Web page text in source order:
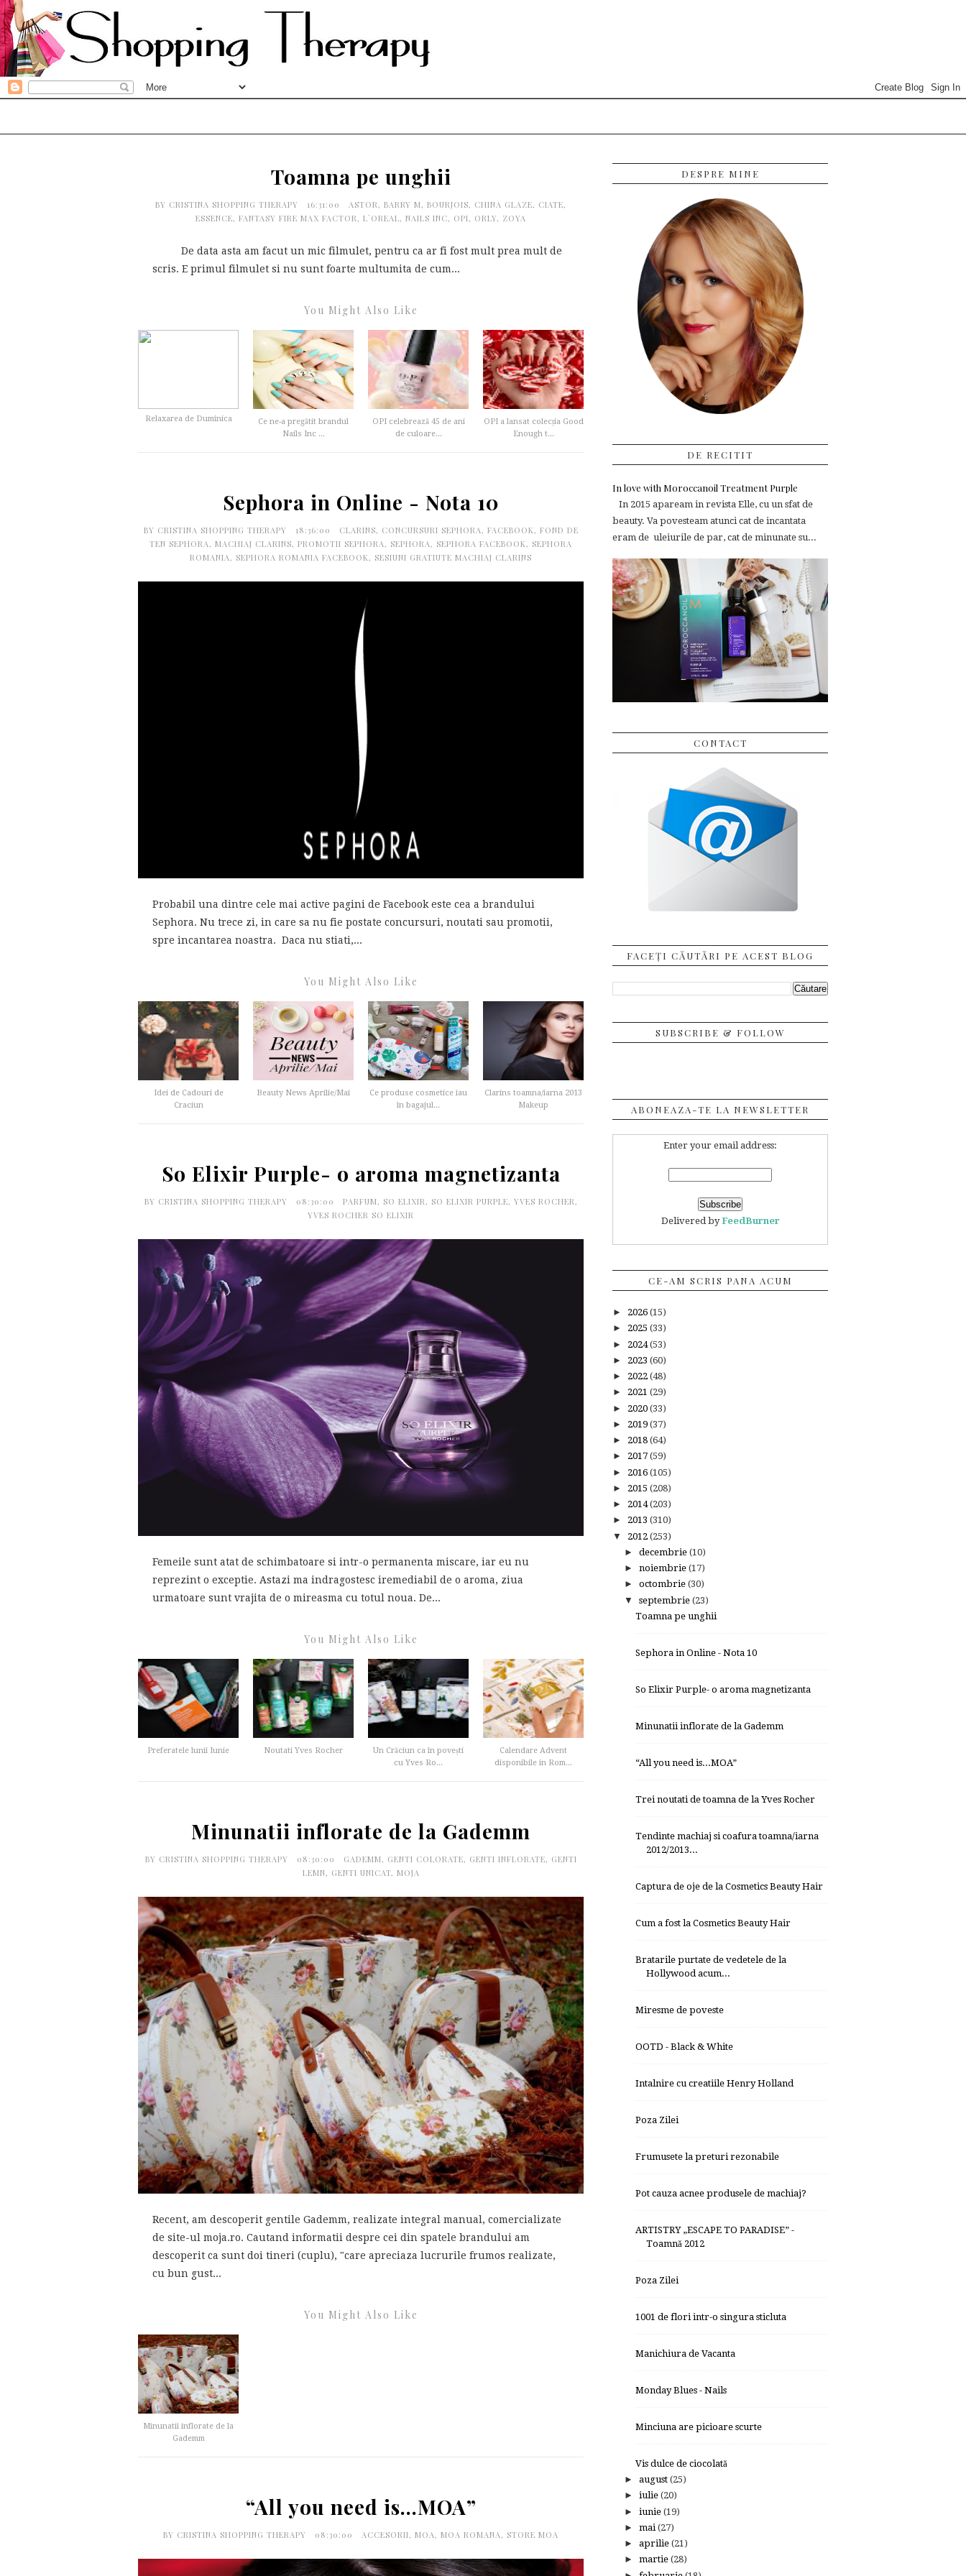
Toamna pe unghii
BY CRISTINA SHOPPING THERAPY 16:31:00 ASTOR, BARRY M, BOURJOIS, CHINA GLAZE, CIATE,
ESSENCE, FANTASY FIRE MAX FACTOR, L`OREAL, NAILS INC, OPI, ORLY, ZOYA
De data asta am facut un mic filmulet, pentru ca ar fi fost mult prea mult de
scris. E primul filmulet si nu sunt foarte multumita de cum...
You Might Also Like
Relaxarea de Duminica
Ce ne-a pregătit brandul
Nails Inc ...
OPI celebrează 45 de ani
de culoare...
OPI a lansat colecția Good
Enough t...
Sephora in Online - Nota 10
BY CRISTINA SHOPPING THERAPY 18:36:00 CLARINS, CONCURSURI SEPHORA, FACEBOOK, FOND DE
TEN SEPHORA, MACHIAJ CLARINS, PROMOTII SEPHORA, SEPHORA, SEPHORA FACEBOOK, SEPHORA
ROMANIA, SEPHORA ROMANIA FACEBOOK, SESIUNI GRATIUTE MACHIAJ CLARINS
Probabil una dintre cele mai active pagini de Facebook este cea a brandului
Sephora. Nu trece zi, in care sa nu fie postate concursuri, noutati sau promotii,
spre incantarea noastra. Daca nu stiati,...
You Might Also Like
Idei de Cadouri de
Craciun
Beauty News Aprilie/Mai
Ce produse cosmetice iau
în bagajul...
Clarins toamna/iarna 2013
Makeup
So Elixir Purple- o aroma magnetizanta
BY CRISTINA SHOPPING THERAPY 08:30:00 PARFUM, SO ELIXIR, SO ELIXIR PURPLE, YVES ROCHER,
YVES ROCHER SO ELIXIR
Femeile sunt atat de schimbatoare si intr-o permanenta miscare, iar eu nu
reprezint o exceptie. Astazi ma indragostesc iremediabil de o aroma, ziua
urmatoare sunt vrajita de o mireasma cu totul noua. De...
You Might Also Like
Preferatele lunii Iunie Noutati Yves Rocher
Un Crăciun ca în povești
cu Yves Ro...
Calendare Advent
disponibile in Rom...
Minunatii inflorate de la Gademm
BY CRISTINA SHOPPING THERAPY 08:30:00 GADEMM, GENTI COLORATE, GENTI INFLORATE, GENTI
LEMN, GENTI UNICAT, MOJA
Recent, am descoperit gentile Gademm, realizate integral manual, comercializate
de site-ul moja.ro. Cautand informatii despre cei din spatele brandului am
descoperit ca sunt doi tineri (cuplu), "care apreciaza lucrurile frumos realizate,
cu bun gust...
You Might Also Like
Minunatii inflorate de la
Gademm
“All you need is...MOA”
BY CRISTINA SHOPPING THERAPY 08:30:00 ACCESORII, MOA, MOA ROMANA, STORE MOA
DESPRE MINE
DE RECITIT
In love with Moroccanoil Treatment Purple
In 2015 apaream in revista Elle, cu un sfat de
beauty. Va povesteam atunci cat de incantata
eram de uleiurile de par, cat de minunate su...
CONTACT
FACEȚI CĂUTĂRI PE ACEST BLOG
SUBSCRIBE & FOLLOW
ABONEAZA-TE LA NEWSLETTER
Enter your email address:
Delivered byFeedBurner
CE-AM SCRIS PANA ACUM
► 2026 (15)
► 2025 (33)
► 2024(53)
► 2023 (60)
► 2022 (48)
► 2021 (29)
► 2020 (33)
► 2019 (37)
► 2018 (64)
► 2017 (59)
► 2016 (105)
► 2015 (208)
► 2014(203)
► 2013 (310)
▼ 2012 (253)
► decembrie (10)
► noiembrie (17)
► octombrie (30)
▼ septembrie (23)
Toamna pe unghii
Sephora in Online - Nota 10
So Elixir Purple- o aroma magnetizanta
Minunatii inflorate de la Gademm
“All you need is...MOA”
Trei noutati de toamna de la Yves Rocher
Tendinte machiaj si coafura toamna/iarna
2012/2013...
Captura de oje de la Cosmetics Beauty Hair
Cum a fost la Cosmetics Beauty Hair
Bratarile purtate de vedetele de la
Hollywood acum...
Miresme de poveste
OOTD - Black & White
Intalnire cu creatiile Henry Holland
Poza Zilei
Frumusete la preturi rezonabile
Pot cauza acnee produsele de machiaj?
ARTISTRY „ESCAPE TO PARADISE” -
Toamnă 2012
Poza Zilei
1001 de flori intr-o singura sticluta
Manichiura de Vacanta
Monday Blues - Nails
Minciuna are picioare scurte
Vis dulce de ciocolată
► august (25)
► iulie (20)
► iunie (19)
► mai (27)
► aprilie (21)
► martie (28)